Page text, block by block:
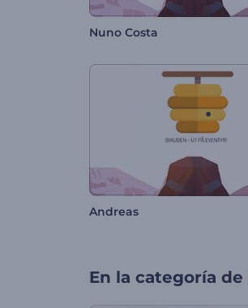
Nuno Costa
Andreas
En la categoría de